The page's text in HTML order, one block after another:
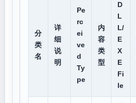
分
类
名
详
细
说
明
Pe
rc
ei
ve
d
Ty
pe
内
容
类
型
D
L
L/
E
X
E
Fi
le